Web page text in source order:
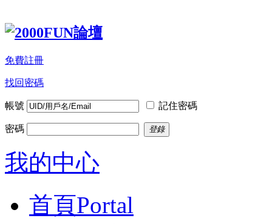
免費註冊
找回密碼
帳號 記住密碼
密碼 登錄
我的中心
首頁Portal